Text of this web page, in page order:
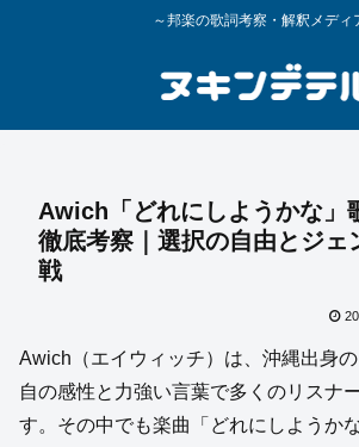
～邦楽の歌詞考察・解釈メディ
Awich「どれにしようかな」
徹底考察｜選択の自由とジェ
戦
Awich（エイウィッチ）は、沖縄出身
自の感性と力強い言葉で多くのリスナ
す。その中でも楽曲「どれにしようか